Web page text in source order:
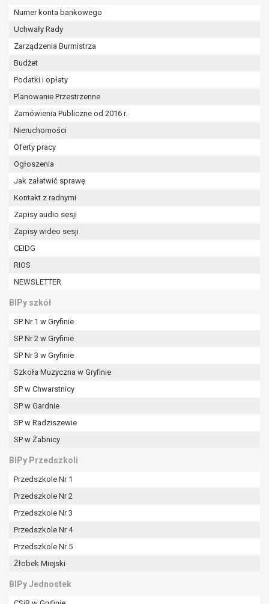
Numer konta bankowego
Uchwały Rady
Zarządzenia Burmistrza
Budżet
Podatki i opłaty
Planowanie Przestrzenne
Zamówienia Publiczne od 2016 r.
Nieruchomości
Oferty pracy
Ogłoszenia
Jak załatwić sprawę
Kontakt z radnymi
Zapisy audio sesji
Zapisy wideo sesji
CEIDG
RIOS
NEWSLETTER
BIPy szkół
SP Nr 1 w Gryfinie
SP Nr 2 w Gryfinie
SP Nr 3 w Gryfinie
Szkoła Muzyczna w Gryfinie
SP w Chwarstnicy
SP w Gardnie
SP w Radziszewie
SP w Żabnicy
BIPy Przedszkoli
Przedszkole Nr 1
Przedszkole Nr 2
Przedszkole Nr 3
Przedszkole Nr 4
Przedszkole Nr 5
Żłobek Miejski
BIPy Jednostek